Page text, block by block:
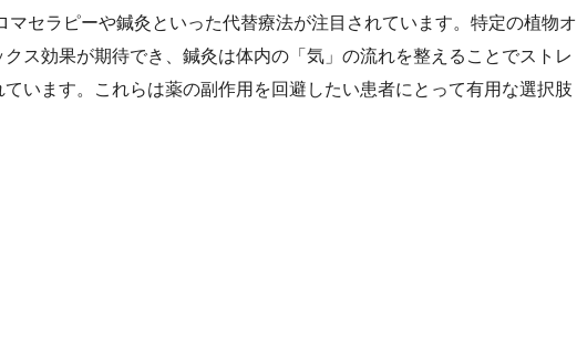
マセラピーや鍼灸といった代替療法が注目されています。特定の植物オ
ス効果が期待でき、鍼灸は体内の「気」の流れを整えることでストレ
います。これらは薬の副作用を回避したい患者にとって有用な選択肢